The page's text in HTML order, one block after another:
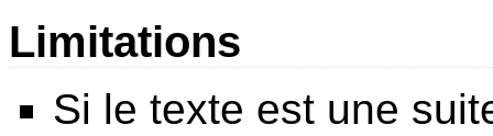
Limitations
Si le texte est une